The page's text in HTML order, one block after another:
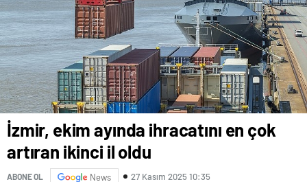
İzmir, ekim ayında ihracatını en çok
artıran ikinci il oldu
ABONE OL News 27 Kasım 2025 10:35